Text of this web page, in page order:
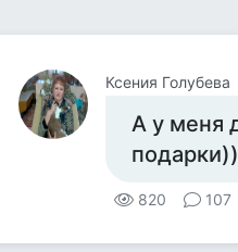
Ксения Голубева
А у меня
820 107